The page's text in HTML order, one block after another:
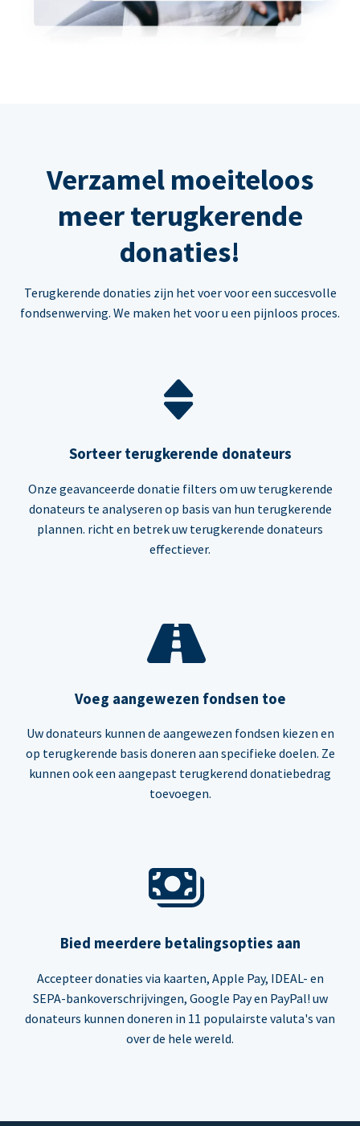
Verzamel moeiteloos
meer terugkerende
donaties!
Terugkerende donaties zijn het voer voor een succesvolle
fondsenwerving. We maken het voor u een pijnloos proces.
Sorteer terugkerende donateurs
Onze geavanceerde donatie filters om uw terugkerende
donateurs te analyseren op basis van hun terugkerende
plannen. richt en betrek uw terugkerende donateurs
effectiever.
Voeg aangewezen fondsen toe
Uw donateurs kunnen de aangewezen fondsen kiezen en
op terugkerende basis doneren aan specifieke doelen. Ze
kunnen ook een aangepast terugkerend donatiebedrag
toevoegen.
Bied meerdere betalingsopties aan
Accepteer donaties via kaarten, Apple Pay, IDEAL- en
SEPA-bankoverschrijvingen, Google Pay en PayPal! uw
donateurs kunnen doneren in 11 populairste valuta's van
over de hele wereld.